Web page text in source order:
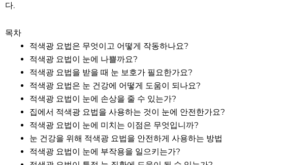
다.
목차
적색광 요법은 무엇이고 어떻게 작동하나요?
적색광 요법이 눈에 나쁠까요?
적색광 요법을 받을 때 눈 보호가 필요한가요?
적색광 요법은 눈 건강에 어떻게 도움이 되나요?
적색광 요법이 눈에 손상을 줄 수 있는가?
집에서 적색광 요법을 사용하는 것이 눈에 안전한가요?
적색광 요법이 눈에 미치는 이점은 무엇입니까?
눈 건강을 위해 적색광 요법을 안전하게 사용하는 방법
적색광 요법이 눈에 부작용을 일으키는가?